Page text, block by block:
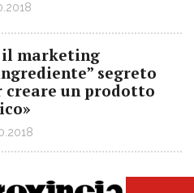
il marketing
segreto
creare un prodotto